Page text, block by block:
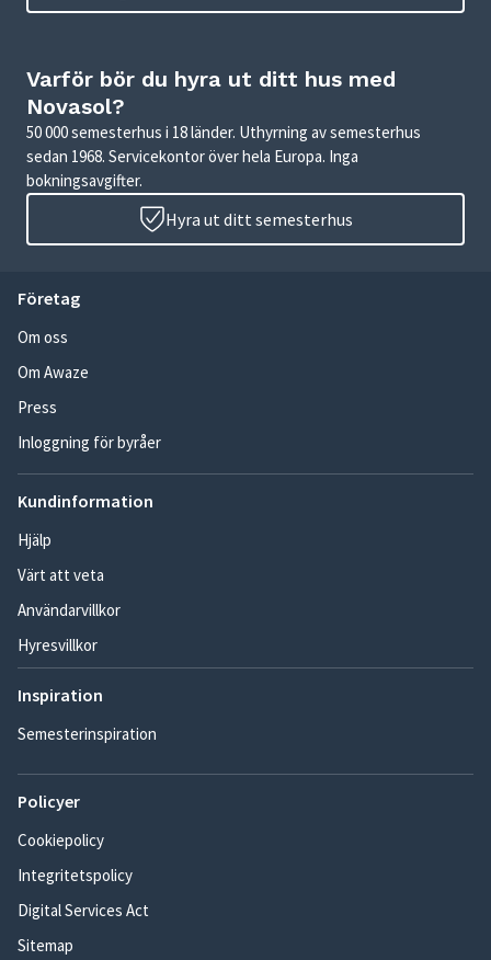
Varför bör du hyra ut ditt hus med
Novasol?
50 000 semesterhus i 18 länder. Uthyrning av semesterhus
sedan 1968. Servicekontor över hela Europa. Inga
bokningsavgifter.
Hyra ut ditt semesterhus
Företag
Om oss
Om Awaze
Press
Inloggning för byråer
Kundinformation
Hjälp
Värt att veta
Användarvillkor
Hyresvillkor
Inspiration
Semesterinspiration
Policyer
Cookiepolicy
Integritetspolicy
Digital Services Act
Sitemap